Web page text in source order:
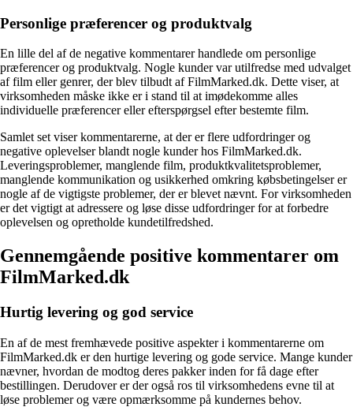
Personlige præferencer og produktvalg
En lille del af de negative kommentarer handlede om personlige
præferencer og produktvalg. Nogle kunder var utilfredse med udvalget
af film eller genrer, der blev tilbudt af FilmMarked.dk. Dette viser, at
virksomheden måske ikke er i stand til at imødekomme alles
individuelle præferencer eller efterspørgsel efter bestemte film.
Samlet set viser kommentarerne, at der er flere udfordringer og
negative oplevelser blandt nogle kunder hos FilmMarked.dk.
Leveringsproblemer, manglende film, produktkvalitetsproblemer,
manglende kommunikation og usikkerhed omkring købsbetingelser er
nogle af de vigtigste problemer, der er blevet nævnt. For virksomheden
er det vigtigt at adressere og løse disse udfordringer for at forbedre
oplevelsen og opretholde kundetilfredshed.
Gennemgående positive kommentarer om
FilmMarked.dk
Hurtig levering og god service
En af de mest fremhævede positive aspekter i kommentarerne om
FilmMarked.dk er den hurtige levering og gode service. Mange kunder
nævner, hvordan de modtog deres pakker inden for få dage efter
bestillingen. Derudover er der også ros til virksomhedens evne til at
løse problemer og være opmærksomme på kundernes behov.